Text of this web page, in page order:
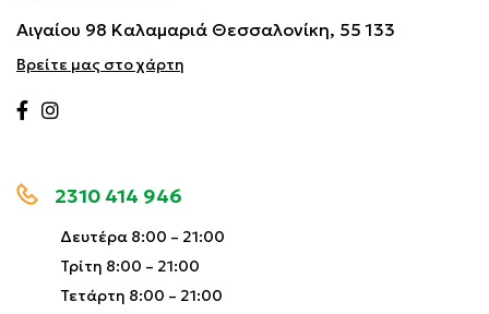
Αιγαίου 98 Καλαμαριά Θεσσαλονίκη, 55 133
Βρείτε μας στο χάρτη
2310 414 946
Δευτέρα 8:00 – 21:00
Τρίτη 8:00 – 21:00
Τετάρτη 8:00 – 21:00